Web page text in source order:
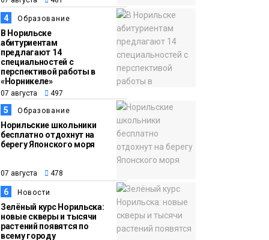
13:59
07 августа
Новости
«Домик Хоббитов» и
«Самолёт в облаках»
появятся в Кайеркане
4 Образование
В Норильске
абитуриентам
предлагают 14
специальностей с
перспективой работы в
«Норникеле»
07 августа 497
5 Образование
Норильские школьники
бесплатно отдохнут на
берегу Японского моря
07 августа 478
6 Новости
Зелёный курс Норильска:
новые скверы и тысячи
растений появятся по
всему городу